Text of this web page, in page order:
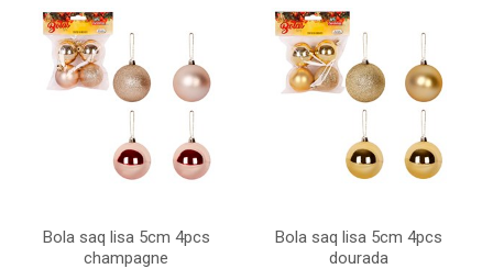
Bola saq lisa 5cm 4pcs
champagne
Bola saq lisa 5cm 4pcs
dourada